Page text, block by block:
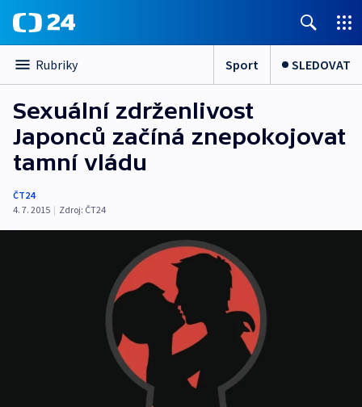
Rubriky Sport SLEDOVAT
Sexuální zdrženlivost
Japonců začíná znepokojovat
tamní vládu
ČT24
4. 7. 2015 | Zdroj: ČT24